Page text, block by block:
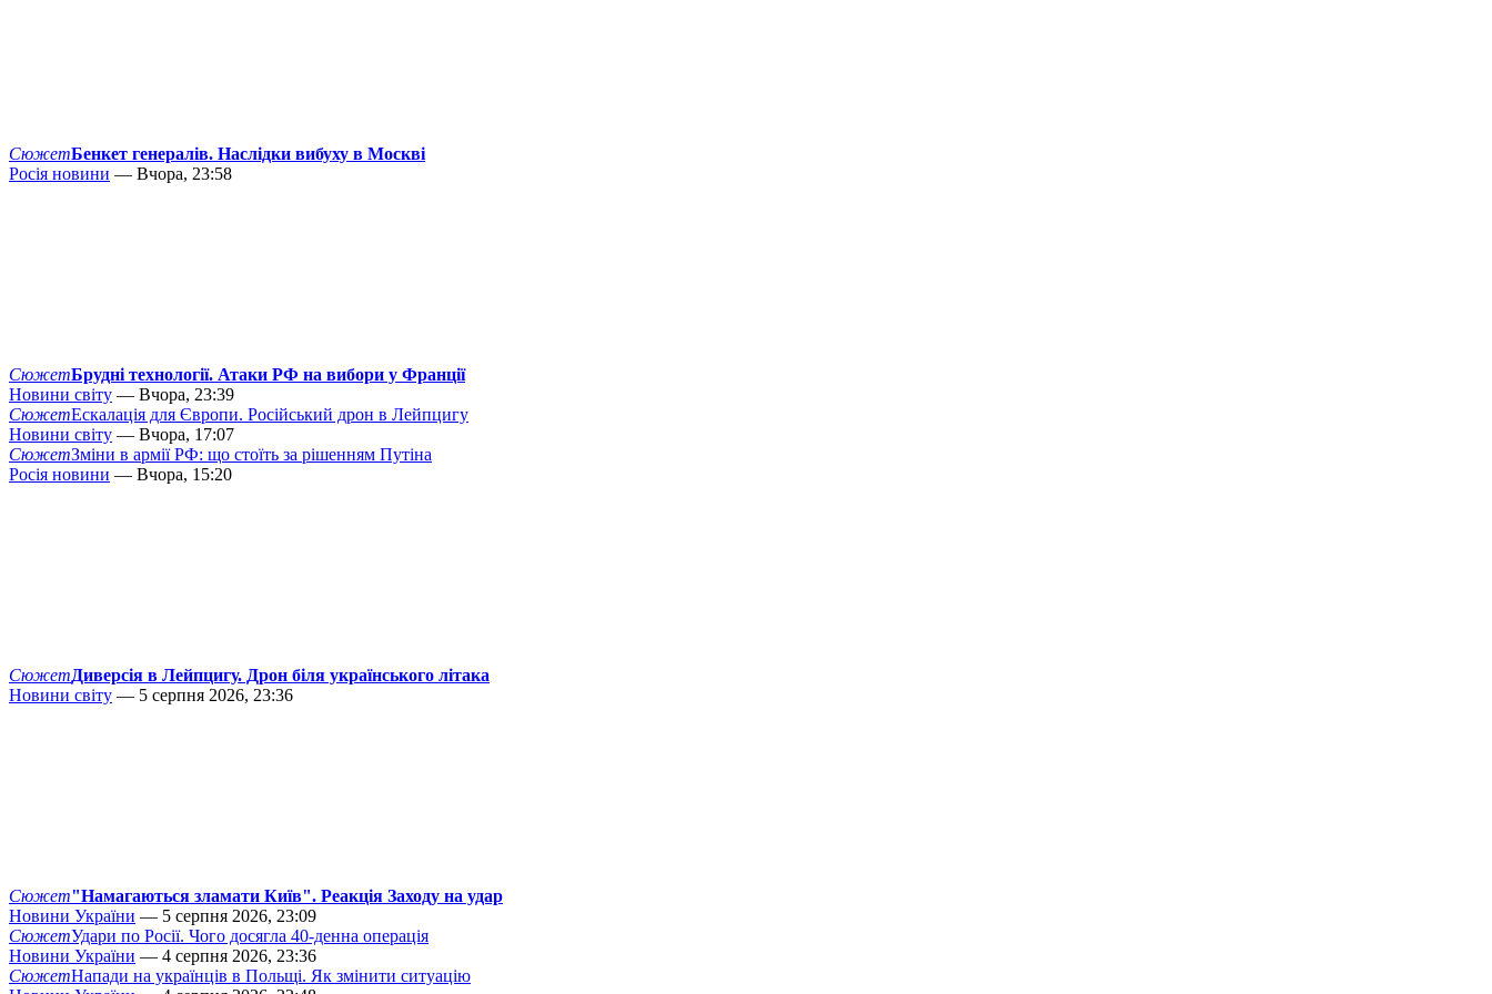
СюжетБенкет генералів. Наслідки вибуху в Москві
Росія новини — Вчора, 23:58
СюжетБрудні технології. Атаки РФ на вибори у Франції
Новини світу — Вчора, 23:39
СюжетЕскалація для Європи. Російський дрон в Лейпцигу
Новини світу — Вчора, 17:07
СюжетЗміни в армії РФ: що стоїть за рішенням Путіна
Росія новини — Вчора, 15:20
СюжетДиверсія в Лейпцигу. Дрон біля українського літака
Новини світу — 5 серпня 2026, 23:36
Сюжет"Намагаються зламати Київ". Реакція Заходу на удар
Новини України — 5 серпня 2026, 23:09
СюжетУдари по Росії. Чого досягла 40-денна операція
Новини України — 4 серпня 2026, 23:36
СюжетНапади на українців в Польщі. Як змінити ситуацію